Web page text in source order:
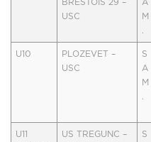
BRESTOIS 29 –
USC
A
M
U10
PLOZEVET –
USC
S
A
M
.
U11
US TREGUNC –
S